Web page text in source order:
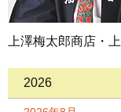
上澤梅太郎商店・
2026